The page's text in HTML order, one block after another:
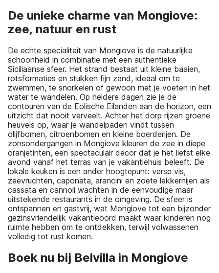
De unieke charme van Mongiove:
zee, natuur en rust
De echte specialiteit van Mongiove is de natuurlijke
schoonheid in combinatie met een authentieke
Siciliaanse sfeer. Het strand bestaat uit kleine baaien,
rotsformaties en stukken fijn zand, ideaal om te
zwemmen, te snorkelen of gewoon met je voeten in het
water te wandelen. Op heldere dagen zie je de
contouren van de Eolische Eilanden aan de horizon, een
uitzicht dat nooit verveelt. Achter het dorp rijzen groene
heuvels op, waar je wandelpaden vindt tussen
olijfbomen, citroenbomen en kleine boerderijen. De
zonsondergangen in Mongiove kleuren de zee in diepe
oranjetinten, een spectaculair decor dat je het liefst elke
avond vanaf het terras van je vakantiehuis beleeft. De
lokale keuken is een ander hoogtepunt: verse vis,
zeevruchten, caponata, arancini en zoete lekkernijen als
cassata en cannoli wachten in de eenvoudige maar
uitstekende restaurants in de omgeving. De sfeer is
ontspannen en gastvrij, wat Mongiove tot een bijzonder
gezinsvriendelijk vakantieoord maakt waar kinderen nog
ruimte hebben om te ontdekken, terwijl volwassenen
volledig tot rust komen.
Boek nu bij Belvilla in Mongiove